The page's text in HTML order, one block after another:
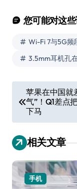
您可能对这
Wi-Fi 7与5G频
3.5mm耳机孔
章
导
航
苹果在中国就
气”！Q1差点
下马
相关文章
手机